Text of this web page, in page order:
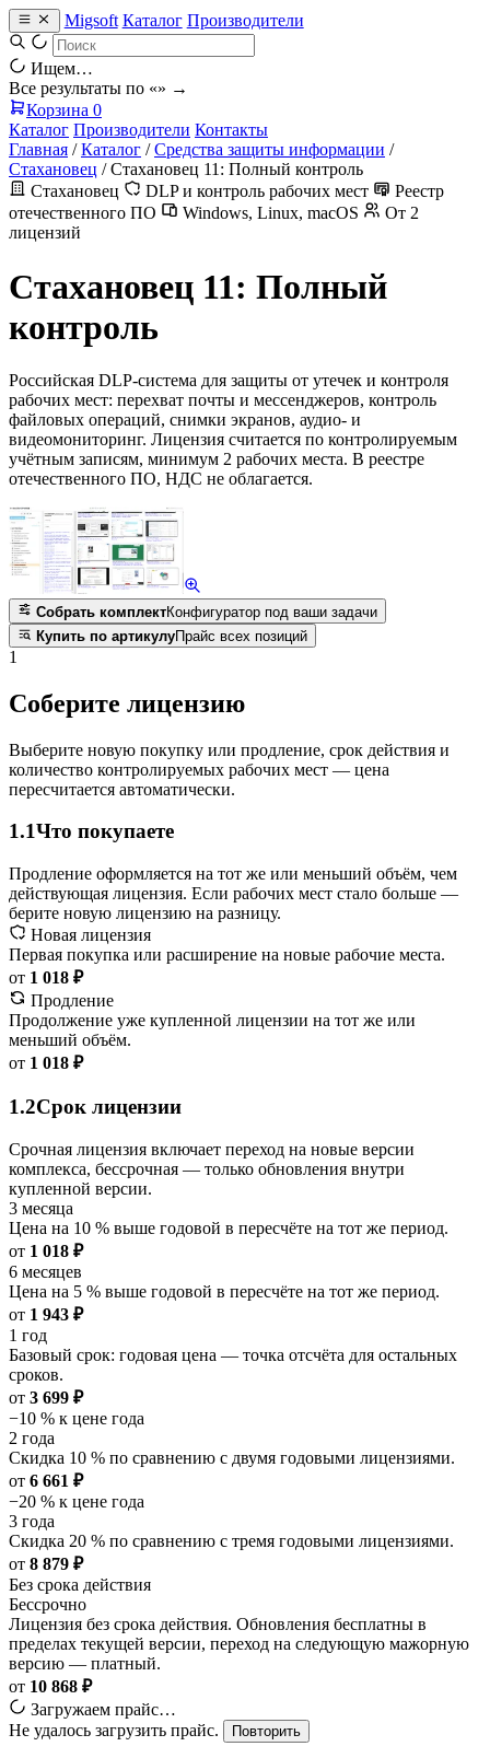
Migsoft Каталог Производители
Ищем…
Все результаты по «» →
Корзина 0
Каталог Производители Контакты
Главная / Каталог / Средства защиты информации /
Стахановец / Стахановец 11: Полный контроль
Стахановец
DLP и контроль рабочих мест
Реестр
отечественного ПО
Windows, Linux, macOS
От 2
лицензий
Стахановец 11: Полный
контроль
Российская DLP-система для защиты от утечек и контроля
рабочих мест: перехват почты и мессенджеров, контроль
файловых операций, снимки экранов, аудио- и
видеомониторинг. Лицензия считается по контролируемым
учётным записям, минимум 2 рабочих места. В реестре
отечественного ПО, НДС не облагается.
Собрать комплектКонфигуратор под ваши задачи
Купить по артикулуПрайс всех позиций
1
Соберите лицензию
Выберите новую покупку или продление, срок действия и
количество контролируемых рабочих мест — цена
пересчитается автоматически.
1.1Что покупаете
Продление оформляется на тот же или меньший объём, чем
действующая лицензия. Если рабочих мест стало больше —
берите новую лицензию на разницу.
Новая лицензия
Первая покупка или расширение на новые рабочие места.
от 1 018 ₽
Продление
Продолжение уже купленной лицензии на тот же или
меньший объём.
от 1 018 ₽
1.2Срок лицензии
Срочная лицензия включает переход на новые версии
комплекса, бессрочная — только обновления внутри
купленной версии.
3 месяца
Цена на 10 % выше годовой в пересчёте на тот же период.
от 1 018 ₽
6 месяцев
Цена на 5 % выше годовой в пересчёте на тот же период.
от 1 943 ₽
1 год
Базовый срок: годовая цена — точка отсчёта для остальных
сроков.
от 3 699 ₽
−10 % к цене года
2 года
Скидка 10 % по сравнению с двумя годовыми лицензиями.
от 6 661 ₽
−20 % к цене года
3 года
Скидка 20 % по сравнению с тремя годовыми лицензиями.
от 8 879 ₽
Без срока действия
Бессрочно
Лицензия без срока действия. Обновления бесплатны в
пределах текущей версии, переход на следующую мажорную
версию — платный.
от 10 868 ₽
Загружаем прайс…
Не удалось загрузить прайс.
Повторить